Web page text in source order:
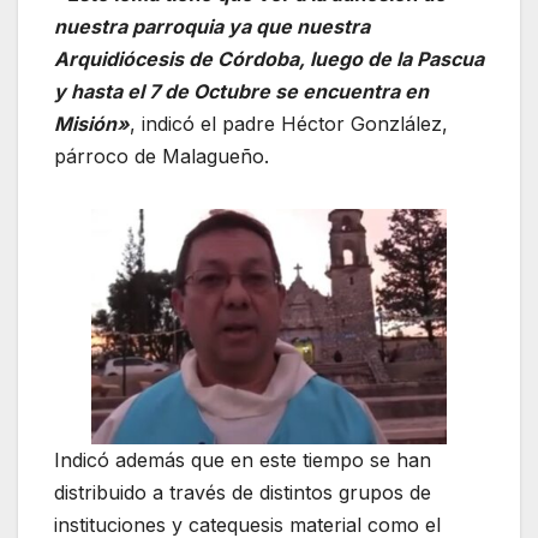
nuestra parroquia ya que nuestra
Arquidiócesis de Córdoba, luego de la Pascua
y hasta el 7 de Octubre se encuentra en
Misión», indicó el padre Héctor Gonzlález,
párroco de Malagueño.
Indicó además que en este tiempo se han
distribuido a través de distintos grupos de
instituciones y catequesis material como el